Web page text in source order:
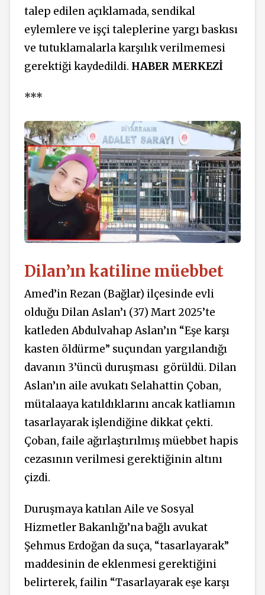
talep edilen açıklamada, sendikal
eylemlere ve işçi taleplerine yargı baskısı
ve tutuklamalarla karşılık verilmemesi
gerektiği kaydedildi. HABER MERKEZİ
***
Dilan’ın katiline müebbet
Amed’in Rezan (Bağlar) ilçesinde evli
olduğu Dilan Aslan’ı (37) Mart 2025’te
katleden Abdulvahap Aslan’ın “Eşe karşı
kasten öldürme” suçundan yargılandığı
davanın 3’üncü duruşması görüldü. Dilan
Aslan’ın aile avukatı Selahattin Çoban,
mütalaaya katıldıklarını ancak katliamın
tasarlayarak işlendiğine dikkat çekti.
Çoban, faile ağırlaştırılmış müebbet hapis
cezasının verilmesi gerektiğinin altını
çizdi.
Duruşmaya katılan Aile ve Sosyal
Hizmetler Bakanlığı’na bağlı avukat
Şehmus Erdoğan da suça, “tasarlayarak”
maddesinin de eklenmesi gerektiğini
belirterek, failin “Tasarlayarak eşe karşı